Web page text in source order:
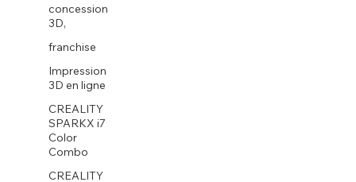
concession
3D,
franchise
Impression
3D en ligne
CREALITY
SPARKX i7
Color
Combo
CREALITY